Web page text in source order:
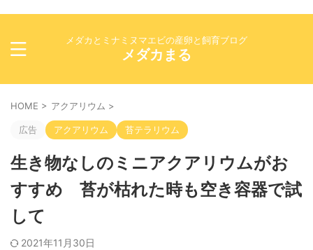
メダカとミナミヌマエビの産卵と飼育ブログ
メダカまる
HOME > アクアリウム >
広告 アクアリウム 苔テラリウム
生き物なしのミニアクアリウムがお
すすめ 苔が枯れた時も空き容器で試
して
2021年11月30日